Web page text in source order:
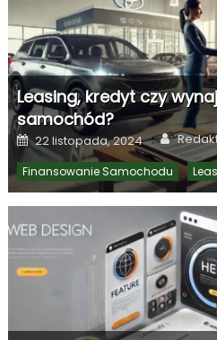
Leasing, kredyt czy
samochód?
Posted
on
22 listopada, 2024
Finansowanie Samochodu